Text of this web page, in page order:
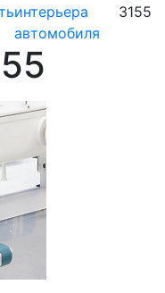
интерьера
автомобиля
3155